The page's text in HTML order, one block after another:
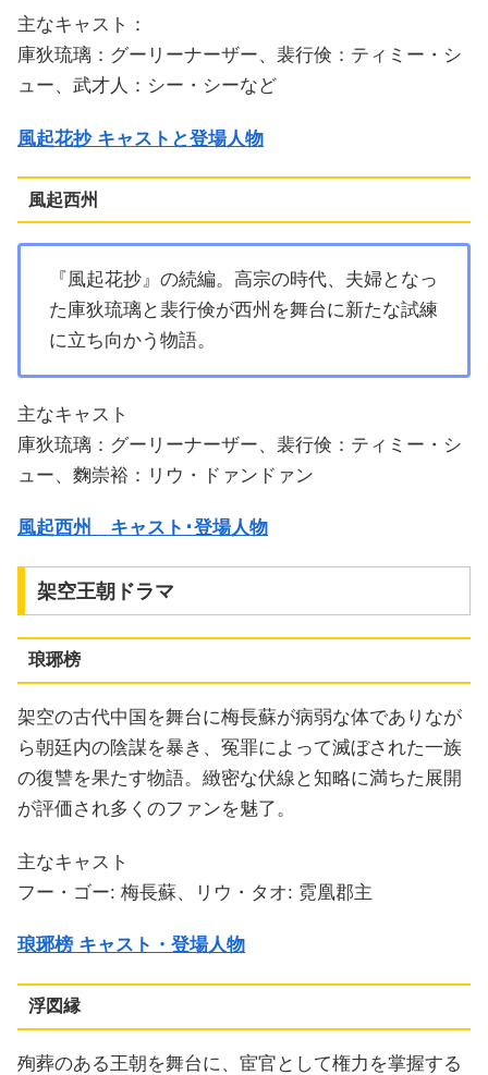
主なキャスト：
庫狄琉璃：グーリーナーザー、裴行倹：ティミー・シ
ュー、武才人：シー・シーなど
風起花抄 キャストと登場人物
風起西州
『風起花抄』の続編。高宗の時代、夫婦となっ
た庫狄琉璃と裴行倹が西州を舞台に新たな試練
に立ち向かう物語。
主なキャスト
庫狄琉璃：グーリーナーザー、裴行倹：ティミー・シ
ュー、麴崇裕：リウ・ドァンドァン
風起西州 キャスト･登場人物
架空王朝ドラマ
琅琊榜
架空の古代中国を舞台に梅長蘇が病弱な体でありなが
ら朝廷内の陰謀を暴き、冤罪によって滅ぼされた一族
の復讐を果たす物語。緻密な伏線と知略に満ちた展開
が評価され多くのファンを魅了。
主なキャスト
フー・ゴー: 梅長蘇、リウ・タオ: 霓凰郡主
琅琊榜 キャスト・登場人物
浮図縁
殉葬のある王朝を舞台に、宦官として権力を掌握する